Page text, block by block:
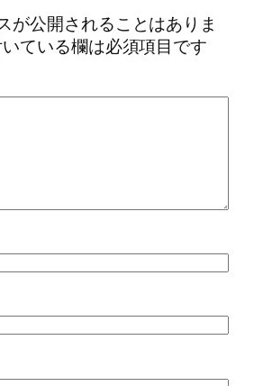
が公開されることはありま
ている欄は必須項目です